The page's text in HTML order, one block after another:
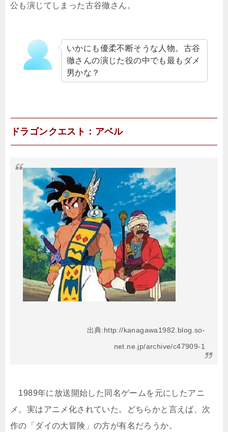
公も演じてしまった古谷徹さん。
いかにも優柔不断そうな人物。古谷
徹さんの演じた役の中でも最もダメ
男かな？
ドラゴンクエスト：アベル
出典:http://kanagawa1982.blog.so-
net.ne.jp/archive/c47909-1
1989年に放送開始した同名ゲームを元にしたアニ
メ。実はアニメ化されていた。どちらかと言えば、次
作の「ダイの大冒険」の方が有名だろうか。